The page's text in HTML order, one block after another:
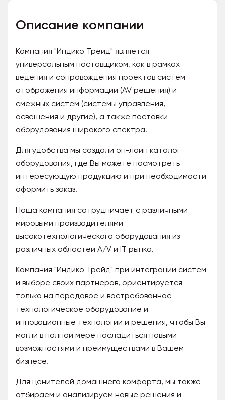
Описание компании
Компания "Индико Трейд" является
универсальным поставщиком, как в рамках
ведения и сопровождения проектов систем
отображения информации (AV решения) и
смежных систем (системы управления,
освещения и другие), а также поставки
оборудования широкого спектра.
Для удобства мы создали он-лайн каталог
оборудования, где Вы можете посмотреть
интересующую продукцию и при необходимости
оформить заказ.
Наша компания сотрудничает с различными
мировыми производителями
высокотехнологического оборудования из
различных областей A/V и IT рынка.
Компания "Индико Трейд" при интеграции систем
и выборе своих партнеров, ориентируется
только на передовое и востребованное
технологическое оборудование и
инновационные технологии и решения, чтобы Вы
могли в полной мере насладиться новыми
возможностями и преимуществами в Вашем
бизнесе.
Для ценителей домашнего комфорта, мы также
отбираем и анализируем новые решения и